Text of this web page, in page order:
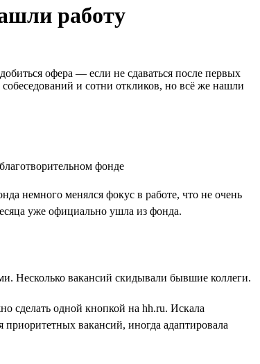
работу
офера — если не сдаваться после первых
и сотни откликов, но всё же нашли
немного менялся фокус в работе, что не очень
уже официально ушла из фонда.
Несколько вакансий скидывали бывшие коллеги.
сделать одной кнопкой на hh.ru. Искала
вакансий, иногда адаптировала